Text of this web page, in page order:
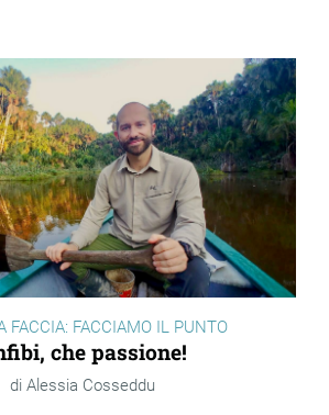
FACCIA: FACCIAMO IL PUNTO
che passione!
Alessia Cosseddu